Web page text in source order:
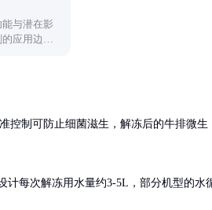
与潜在影
应用边
控制可防止细菌滋生，解冻后的牛排微生
计每次解冻用水量约3-5L，部分机型的水